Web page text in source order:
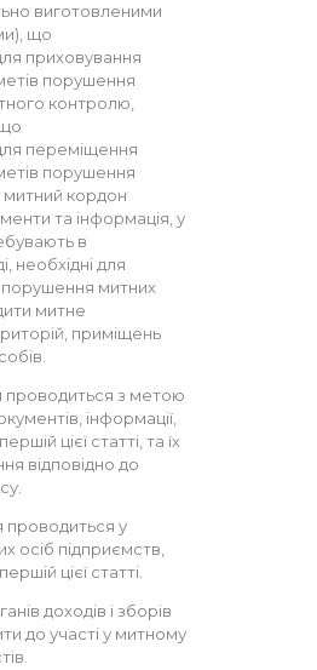
виготовленими
що
приховування
порушення
контролю,
переміщення
порушення
кордон
та інформація, у
в
необхідні для
митних
митне
приміщень
з метою
інформації,
цієї статті, та їх
відповідно до
у
осіб підприємств,
цієї статті.
доходів і зборів
до участі у митному